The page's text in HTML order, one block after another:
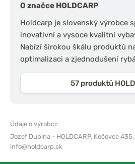
O značce HOLDCARP
Holdcarp je slovenský výrobce
inovativní a vysoce kvalitní
Nabízí širokou škálu produktů
optimalizaci a zjednodušení
57 produktů
Údaje o výrobci:
Jozef Dubina - HOLDCARP, Kočovce
info@holdcarp.sk